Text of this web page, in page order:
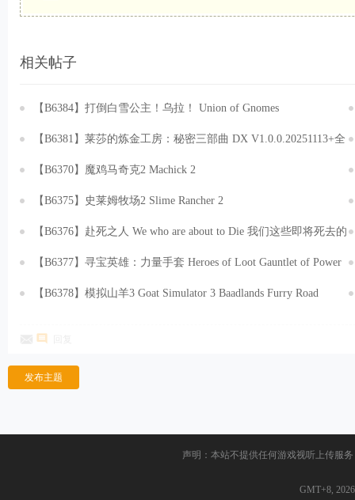
相关帖子
【B6384】打倒白雪公主！乌拉！ Union of Gnomes
v1.5.31.20251029 免安装中文版[2.19GB]
【B6381】莱莎的炼金工房：秘密三部曲 DX V1.0.0.20251113+全
DLC+预购特典+季票WIT 免安装中文豪华版[106GB]
【B6370】魔鸡马奇克2 Machick 2
v1.0.27.Build.20534019.20251030 免安装中文版[886MB]
【B6375】史莱姆牧场2 Slime Rancher 2
v1.0.3.Build.20503992.20251030+全DLC 免安装中文版[4.88GB]
【B6376】赴死之人 We who are about to Die 我们这些即将死去的
人 v0.86.EA.Build.20814890.20251117+全DLC 免安装中文版
[6.89GB]
【B6377】寻宝英雄：力量手套 Heroes of Loot Gauntlet of Power
v1.6.1.Build.20800853.20251120 免安装中文版[171MB]
【B6378】模拟山羊3 Goat Simulator 3 Baadlands Furry Road
发布主题
声明：本站不提供任何游戏视听上传服
GMT+8,